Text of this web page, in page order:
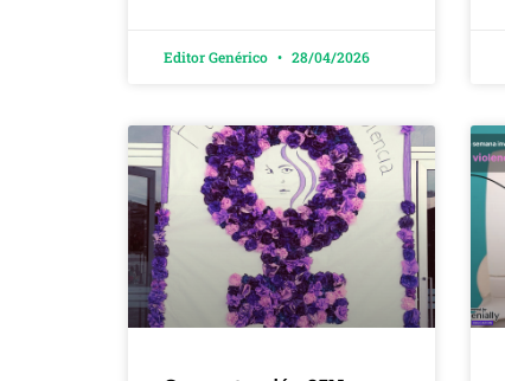
Editor Genérico 28/04/2026